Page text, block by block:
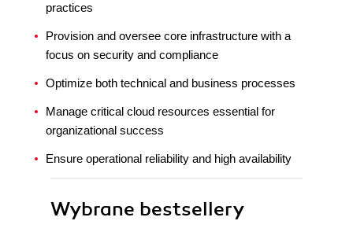
practices
Provision and oversee core infrastructure with a
focus on security and compliance
Optimize both technical and business processes
Manage critical cloud resources essential for
organizational success
Ensure operational reliability and high availability
Wybrane bestsellery